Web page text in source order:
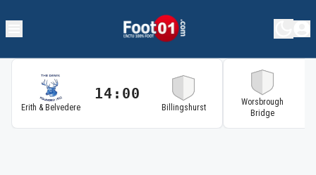
Erith & Belvedere
14:00
Billingshurst
Worsbrough
Bridge